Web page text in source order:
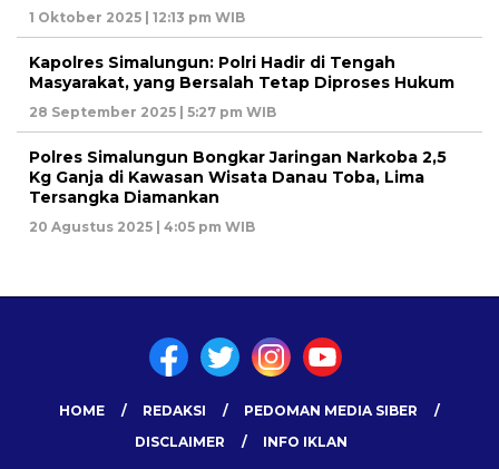
1 Oktober 2025 | 12:13 pm WIB
Kapolres Simalungun: Polri Hadir di Tengah
Masyarakat, yang Bersalah Tetap Diproses Hukum
28 September 2025 | 5:27 pm WIB
Polres Simalungun Bongkar Jaringan Narkoba 2,5
Kg Ganja di Kawasan Wisata Danau Toba, Lima
Tersangka Diamankan
20 Agustus 2025 | 4:05 pm WIB
HOME REDAKSI
PEDOMAN MEDIA SIBER
DISCLAIMER
INFO IKLAN